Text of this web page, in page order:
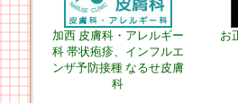
加西 皮膚科・アレルギー
科 帯状疱疹、インフルエ
ンザ予防接種 なるせ皮膚
科
お